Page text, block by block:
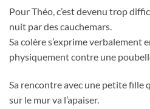
Pour Théo, c’est devenu trop
nuit par des cauchemars.
Sa colère s’exprime verbalement
physiquement contre une
Sa rencontre avec une petite fille
sur le mur va l’apaiser.